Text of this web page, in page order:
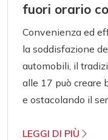
fuori orario
Convenienza ed
la soddisfazione
automobili, il
alle 17 può creare
e ostacolando il
LEGGI DI PIÙ